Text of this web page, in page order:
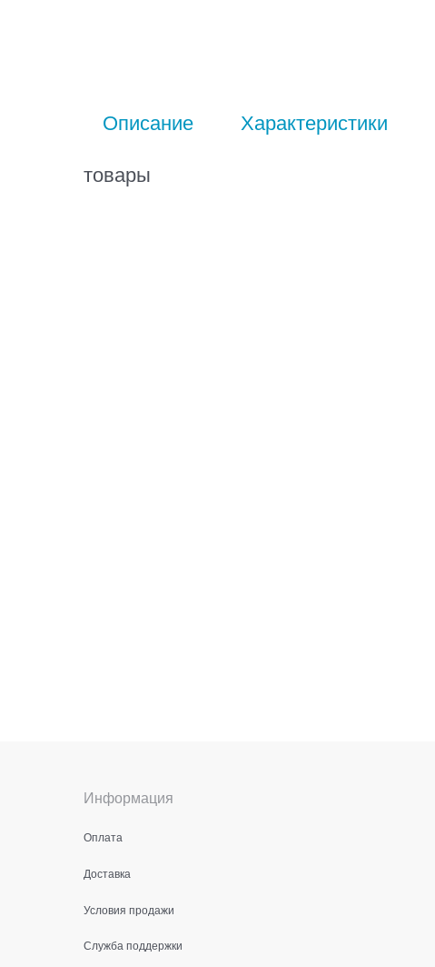
Описание Характеристики
товары
Информация
Оплата
Доставка
Условия продажи
Служба поддержки